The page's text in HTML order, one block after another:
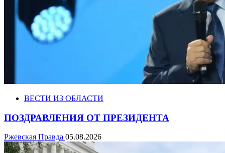
ВЕСТИ ИЗ ОБЛАСТИ
ПОЗДРАВЛЕНИЯ ОТ ПРЕЗИДЕНТА
Ржевская Правда 05.08.2026